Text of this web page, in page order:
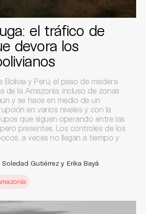
el tráfico de
devora los
Bolivia y Perú, el paso de madera
de la Amazonía, incluso de zonas
y se hace en medio de un
en varios niveles y con la
que siguen operando entre las
presentes. Los controles de los
a veces no llegan a tiempo y
Gutiérrez y Erika Bayá